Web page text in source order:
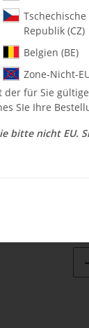
Tschechische
Republik (CZ)
Belgien (BE)
Zone-Nicht-
für Sie
SIe Ihre
bitte nicht EU.